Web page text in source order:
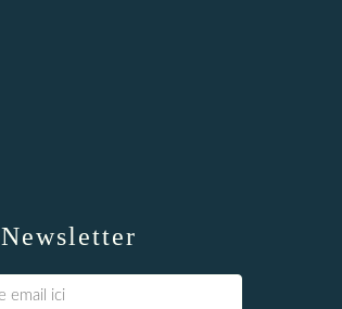
Newsletter